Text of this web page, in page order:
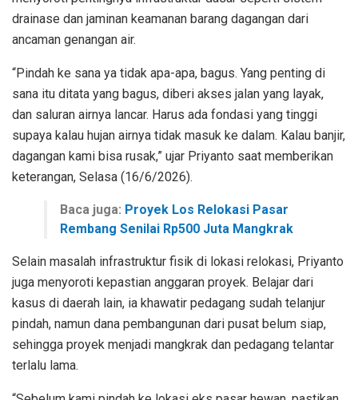
drainase dan jaminan keamanan barang dagangan dari
ancaman genangan air.
“Pindah ke sana ya tidak apa-apa, bagus. Yang penting di
sana itu ditata yang bagus, diberi akses jalan yang layak,
dan saluran airnya lancar. Harus ada fondasi yang tinggi
supaya kalau hujan airnya tidak masuk ke dalam. Kalau banjir,
dagangan kami bisa rusak,” ujar Priyanto saat memberikan
keterangan, Selasa (16/6/2026).
Baca juga: Proyek Los Relokasi Pasar
Rembang Senilai Rp500 Juta Mangkrak
Selain masalah infrastruktur fisik di lokasi relokasi, Priyanto
juga menyoroti kepastian anggaran proyek. Belajar dari
kasus di daerah lain, ia khawatir pedagang sudah telanjur
pindah, namun dana pembangunan dari pusat belum siap,
sehingga proyek menjadi mangkrak dan pedagang telantar
terlalu lama.